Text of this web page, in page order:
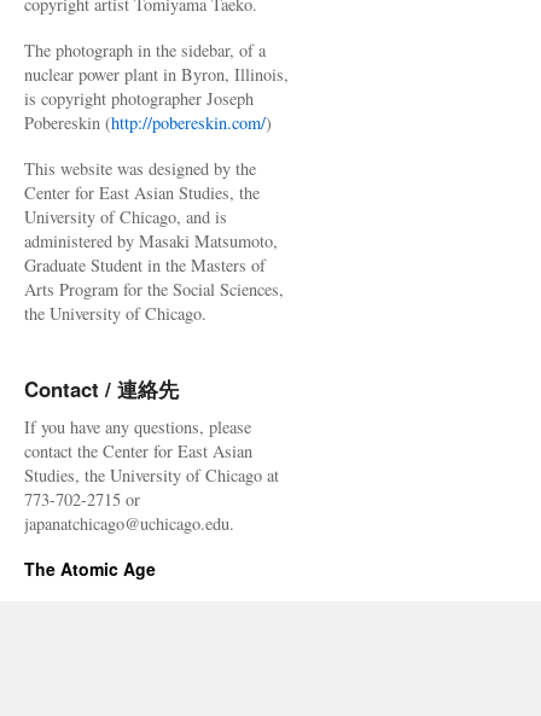
The photograph in the sidebar, of a
nuclear power plant in Byron, Illinois,
is copyright photographer Joseph
Pobereskin (http://pobereskin.com/)
This website was designed by the
Center for East Asian Studies, the
University of Chicago, and is
administered by Masaki Matsumoto,
Graduate Student in the Masters of
Arts Program for the Social Sciences,
the University of Chicago.
Contact / 連絡先
If you have any questions, please
contact the Center for East Asian
Studies, the University of Chicago at
773-702-2715 or
japanatchicago@uchicago.edu.
The Atomic Age